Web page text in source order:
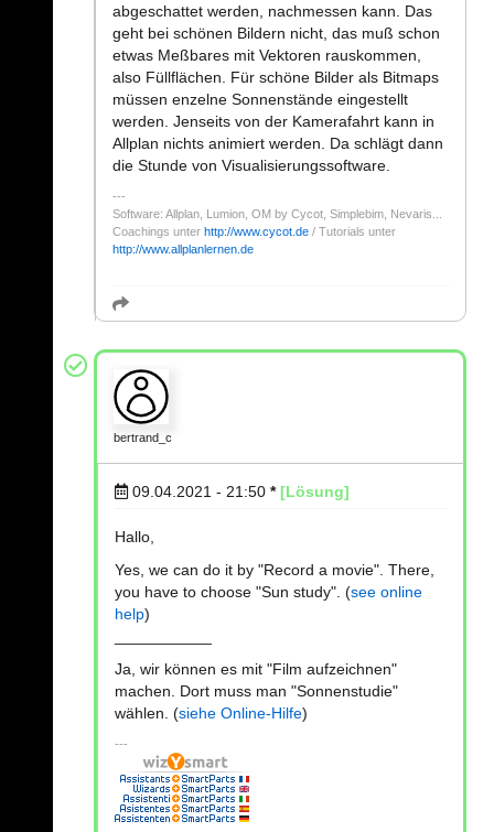
abgeschattet werden, nachmessen kann. Das
geht bei schönen Bildern nicht, das muß schon
etwas Meßbares mit Vektoren rauskommen,
also Füllflächen. Für schöne Bilder als Bitmaps
müssen enzelne Sonnenstände eingestellt
werden. Jenseits von der Kamerafahrt kann in
Allplan nichts animiert werden. Da schlägt dann
die Stunde von Visualisierungssoftware.
Software: Allplan, Lumion, OM by Cycot, Simplebim, Nevaris...
Coachings unter http://www.cycot.de / Tutorials unter
http://www.allplanlernen.de
bertrand_c
09.04.2021 - 21:50 * [Lösung]
Hallo,
Yes, we can do it by "Record a movie". There,
you have to choose "Sun study". (see online
help)
Ja, wir können es mit "Film aufzeichnen"
machen. Dort muss man "Sonnenstudie"
wählen. (siehe Online-Hilfe)